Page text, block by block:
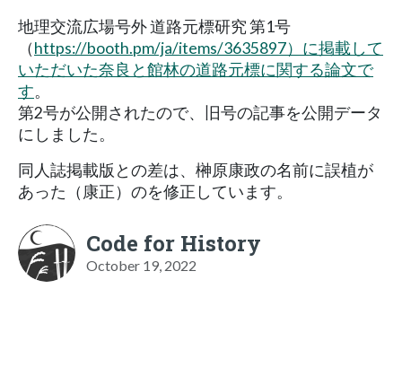
地理交流広場号外 道路元標研究 第1号
（https://booth.pm/ja/items/3635897）に掲載して
いただいた奈良と館林の道路元標に関する論文で
す。
第2号が公開されたので、旧号の記事を公開データ
にしました。
同人誌掲載版との差は、榊原康政の名前に誤植が
あった（康正）のを修正しています。
Code for History
October 19, 2022